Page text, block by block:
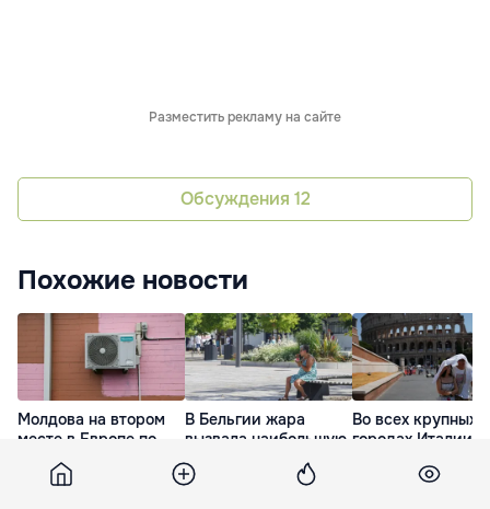
Разместить рекламу на сайте
Обсуждения 12
Похожие новости
Молдова на втором
месте в Европе по
росту потребления
энергии на
В Бельгии жара
вызвала наибольшую
избыточную
смертность в Европе
Во всех крупных
городах Италии
уровень